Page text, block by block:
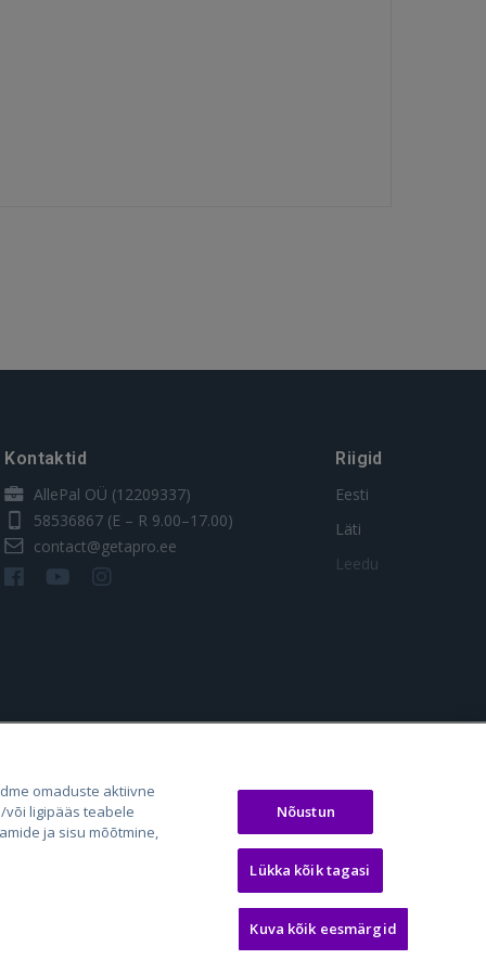
Kontaktid
AllePal OÜ (12209337)
58536867 (E – R 9.00–17.00)
contact@getapro.ee
Riigid
Eesti
Läti
Leedu
auto24.ee
KV.ee
KuldneBörs.ee
omaduste aktiivne
ligipääs teabele
ja sisu mõõtmine,
Nõustun
Lükka kõik tagasi
Kuva kõik eesmärgid